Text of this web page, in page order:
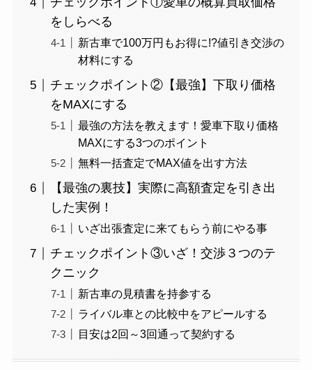
をしらべる
新古車で100万円もお得に!?値引き交渉の
材料にする
チェックポイント②【最強】下取り価格
をMAXにする
最強の方法を教えます！愛車下取り価格
MAXにする3つのポイント
無料一括査定でMAX値を出す方法
【最強の裏技】実際に高額査定を引き出
した実例！
いざ出張査定に来てもらう前にやる事
チェックポイント③いざ！交渉３つのテ
クニック
新古車の見積書を持参する
ライバル車との比較中をアピールする
目安は2回～3回通って契約する